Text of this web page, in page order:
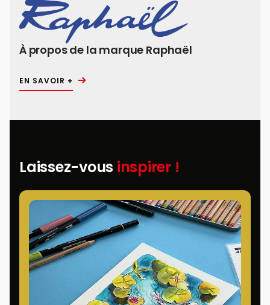
À propos de la marque Raphaël
EN SAVOIR +
Laissez-vous inspirer !